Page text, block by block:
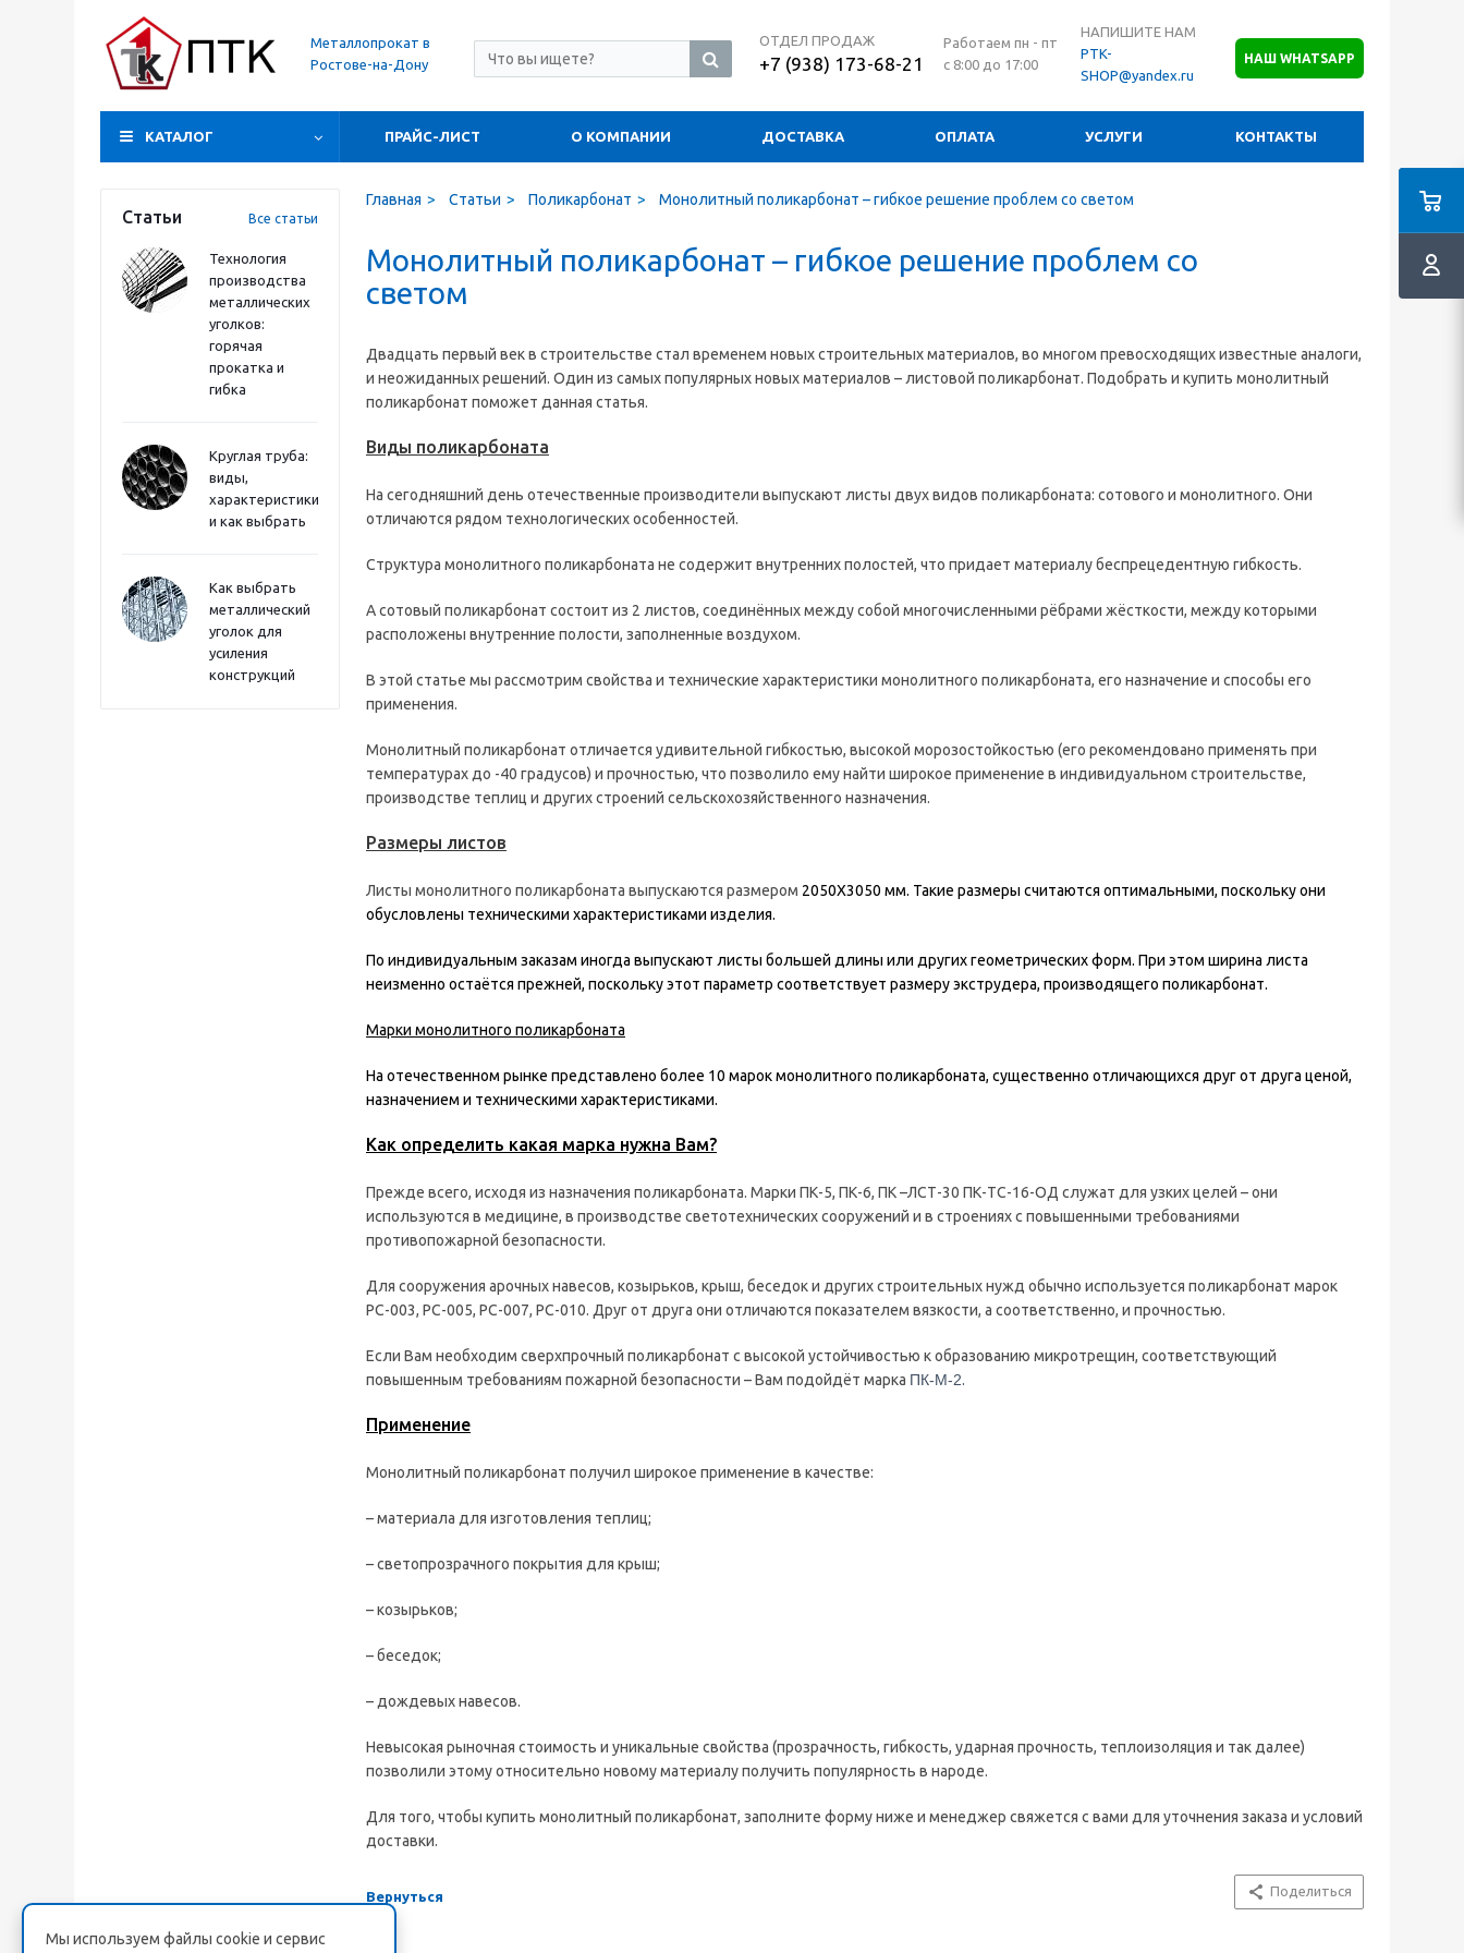
Металлопрокат в
Ростове-на-Дону
ОТДЕЛ ПРОДАЖ
+7 (938) 173-68-21
Работаем пн - пт
с 8:00 до 17:00
НАПИШИТЕ НАМ
PTK-
SHOP@yandex.ru
НАШ WHATSAPP
КАТАЛОГ ПРАЙС-ЛИСТ О КОМПАНИИ ДОСТАВКА ОПЛАТА УСЛУГИ КОНТАКТЫ
Статьи Все статьи
Технология
производства
металлических
уголков:
горячая
прокатка и
гибка
Круглая труба:
виды,
характеристики
и как выбрать
Как выбрать
металлический
уголок для
усиления
конструкций
Главная Статьи Поликарбонат Монолитный поликарбонат – гибкое решение проблем со светом
Монолитный поликарбонат – гибкое решение проблем со
светом
Двадцать первый век в строительстве стал временем новых строительных материалов, во многом превосходящих известные аналоги,
и неожиданных решений. Один из самых популярных новых материалов – листовой поликарбонат. Подобрать и купить монолитный
поликарбонат поможет данная статья.
Виды поликарбоната
На сегодняшний день отечественные производители выпускают листы двух видов поликарбоната: сотового и монолитного. Они
отличаются рядом технологических особенностей.
Структура монолитного поликарбоната не содержит внутренних полостей, что придает материалу беспрецедентную гибкость.
А сотовый поликарбонат состоит из 2 листов, соединённых между собой многочисленными рёбрами жёсткости, между которыми
расположены внутренние полости, заполненные воздухом.
В этой статье мы рассмотрим свойства и технические характеристики монолитного поликарбоната, его назначение и способы его
применения.
Монолитный поликарбонат отличается удивительной гибкостью, высокой морозостойкостью (его рекомендовано применять при
температурах до -40 градусов) и прочностью, что позволило ему найти широкое применение в индивидуальном строительстве,
производстве теплиц и других строений сельскохозяйственного назначения.
Размеры листов
Листы монолитного поликарбоната выпускаются размером 2050Х3050 мм. Такие размеры считаются оптимальными, поскольку они
обусловлены техническими характеристиками изделия.
По индивидуальным заказам иногда выпускают листы большей длины или других геометрических форм. При этом ширина листа
неизменно остаётся прежней, поскольку этот параметр соответствует размеру экструдера, производящего поликарбонат.
Марки монолитного поликарбоната
На отечественном рынке представлено более 10 марок монолитного поликарбоната, существенно отличающихся друг от друга ценой,
назначением и техническими характеристиками.
Как определить какая марка нужна Вам?
Прежде всего, исходя из назначения поликарбоната. Марки ПК-5, ПК-6, ПК –ЛСТ-30 ПК-ТС-16-ОД служат для узких целей – они
используются в медицине, в производстве светотехнических сооружений и в строениях с повышенными требованиями
противопожарной безопасности.
Для сооружения арочных навесов, козырьков, крыш, беседок и других строительных нужд обычно используется поликарбонат марок
РС-003, РС-005, РС-007, РС-010. Друг от друга они отличаются показателем вязкости, а соответственно, и прочностью.
Если Вам необходим сверхпрочный поликарбонат с высокой устойчивостью к образованию микротрещин, соответствующий
повышенным требованиям пожарной безопасности – Вам подойдёт марка ПК-М-2.
Применение
Монолитный поликарбонат получил широкое применение в качестве:
– материала для изготовления теплиц;
– светопрозрачного покрытия для крыш;
– козырьков;
– беседок;
– дождевых навесов.
Невысокая рыночная стоимость и уникальные свойства (прозрачность, гибкость, ударная прочность, теплоизоляция и так далее)
позволили этому относительно новому материалу получить популярность в народе.
Для того, чтобы купить монолитный поликарбонат, заполните форму ниже и менеджер свяжется с вами для уточнения заказа и условий
доставки.
Вернуться Поделиться
Мы используем файлы cookie и сервис